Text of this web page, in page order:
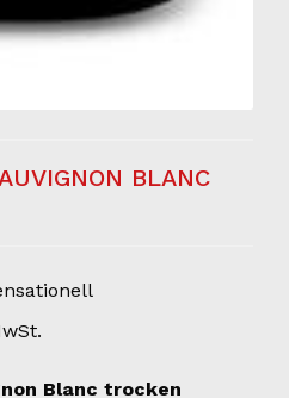
BLANC
Blanc trocken